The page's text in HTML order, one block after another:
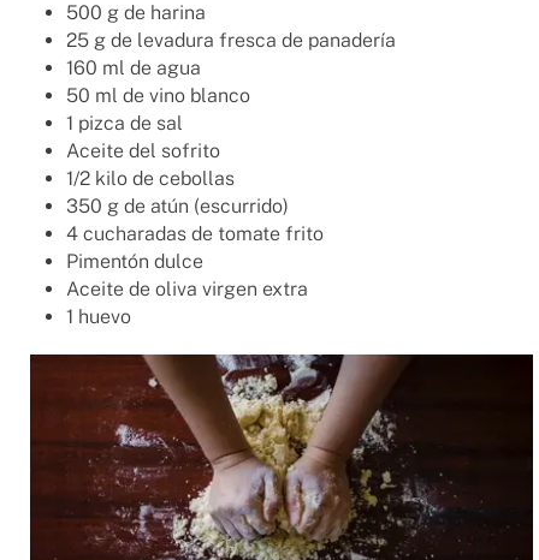
500 g de harina
25 g de levadura fresca de panadería
160 ml de agua
50 ml de vino blanco
1 pizca de sal
Aceite del sofrito
1/2 kilo de cebollas
350 g de atún (escurrido)
4 cucharadas de tomate frito
Pimentón dulce
Aceite de oliva virgen extra
1 huevo